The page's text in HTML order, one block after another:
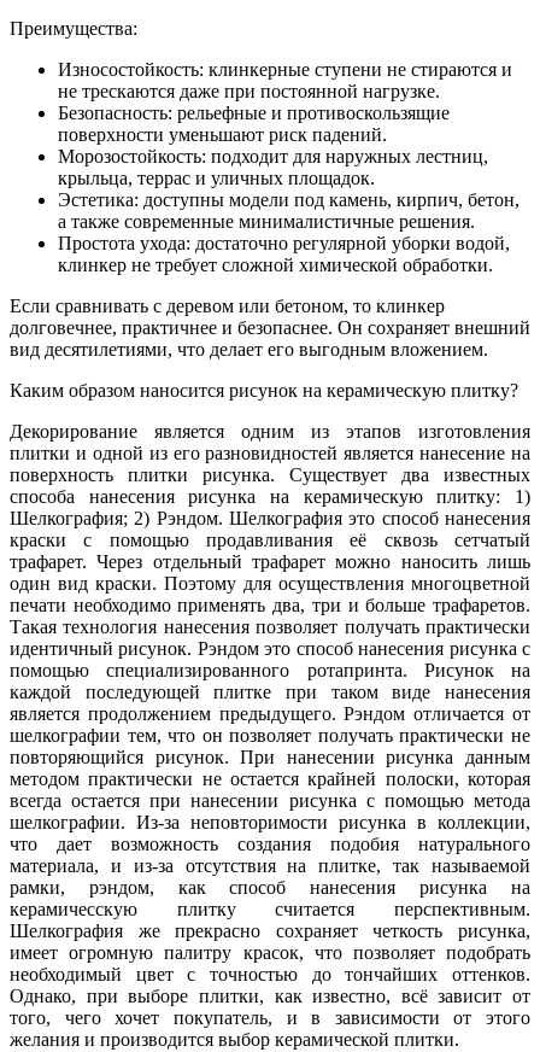
Преимущества:
Износостойкость: клинкерные ступени не стираются и
не трескаются даже при постоянной нагрузке.
Безопасность: рельефные и противоскользящие
поверхности уменьшают риск падений.
Морозостойкость: подходит для наружных лестниц,
крыльца, террас и уличных площадок.
Эстетика: доступны модели под камень, кирпич, бетон,
а также современные минималистичные решения.
Простота ухода: достаточно регулярной уборки водой,
клинкер не требует сложной химической обработки.
Если сравнивать с деревом или бетоном, то клинкер
долговечнее, практичнее и безопаснее. Он сохраняет внешний
вид десятилетиями, что делает его выгодным вложением.
Каким образом наносится рисунок на керамическую плитку?
Декорирование является одним из этапов изготовления
плитки и одной из его разновидностей является нанесение на
поверхность плитки рисунка. Существует два известных
способа нанесения рисунка на керамическую плитку: 1)
Шелкография; 2) Рэндом. Шелкография это способ нанесения
краски с помощью продавливания её сквозь сетчатый
трафарет. Через отдельный трафарет можно наносить лишь
один вид краски. Поэтому для осуществления многоцветной
печати необходимо применять два, три и больше трафаретов.
Такая технология нанесения позволяет получать практически
идентичный рисунок. Рэндом это способ нанесения рисунка с
помощью специализированного ротапринта. Рисунок на
каждой последующей плитке при таком виде нанесения
является продолжением предыдущего. Рэндом отличается от
шелкографии тем, что он позволяет получать практически не
повторяющийся рисунок. При нанесении рисунка данным
методом практически не остается крайней полоски, которая
всегда остается при нанесении рисунка с помощью метода
шелкографии. Из-за неповторимости рисунка в коллекции,
что дает возможность создания подобия натурального
материала, и из-за отсутствия на плитке, так называемой
рамки, рэндом, как способ нанесения рисунка на
керамичесскую плитку считается перспективным.
Шелкография же прекрасно сохраняет четкость рисунка,
имеет огромную палитру красок, что позволяет подобрать
необходимый цвет с точностью до тончайших оттенков.
Однако, при выборе плитки, как известно, всё зависит от
того, чего хочет покупатель, и в зависимости от этого
желания и производится выбор керамической плитки.